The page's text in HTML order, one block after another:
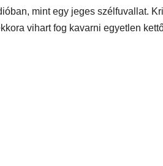
mint egy jeges szélfuvallat.
vihart fog kavarni egyetlen